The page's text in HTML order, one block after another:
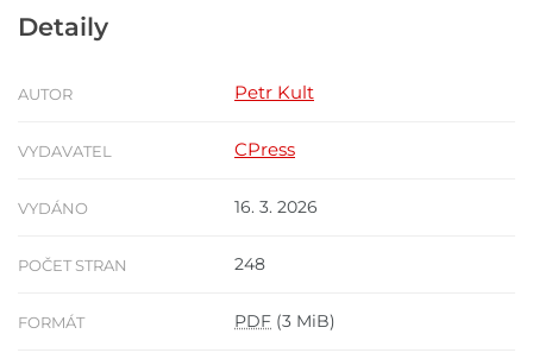
Detaily
AUTOR Petr Kult
VYDAVATEL CPress
VYDÁNO 16. 3. 2026
POČET STRAN 248
FORMÁT PDF (3 MiB)